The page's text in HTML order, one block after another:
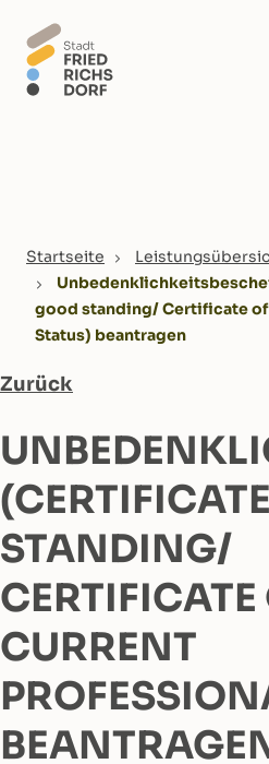
You are here:
Startseite
good standing/ Certificate
Status) beantragen
Zurück
STANDING/
CERTIFICATE
CURRENT